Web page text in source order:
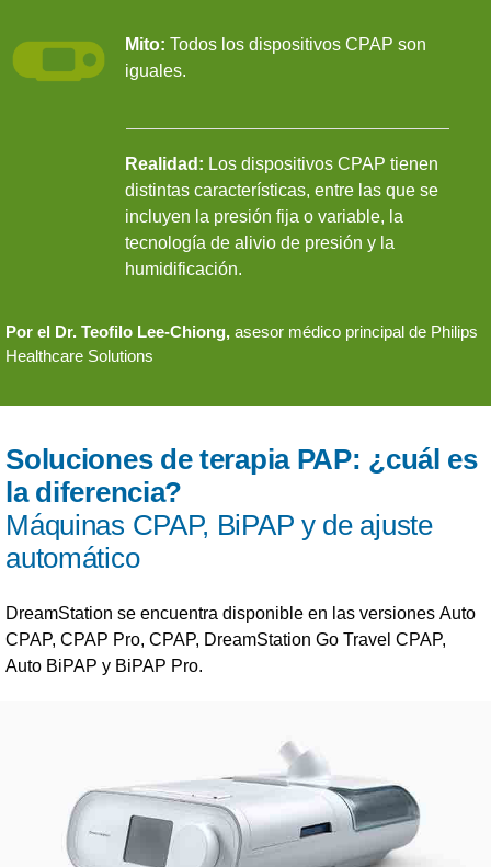
Mito: Todos los dispositivos CPAP son
iguales.
Realidad: Los dispositivos CPAP tienen
distintas características, entre las que se
incluyen la presión fija o variable, la
tecnología de alivio de presión y la
humidificación.
Por el Dr. Teofilo Lee-Chiong, asesor médico principal de Philips
Healthcare Solutions
Soluciones de terapia PAP: ¿cuál es
la diferencia?
Máquinas CPAP, BiPAP y de ajuste
automático
DreamStation se encuentra disponible en las versiones Auto
CPAP, CPAP Pro, CPAP, DreamStation Go Travel CPAP,
Auto BiPAP y BiPAP Pro.